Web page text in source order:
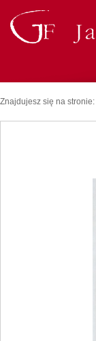
Znajdujesz się na stronie: